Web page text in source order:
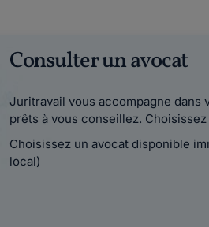
Consulter un avocat
Juritravail vous accompagne dans
prêts à vous conseillez.
Choisissez un avocat disponible
local)